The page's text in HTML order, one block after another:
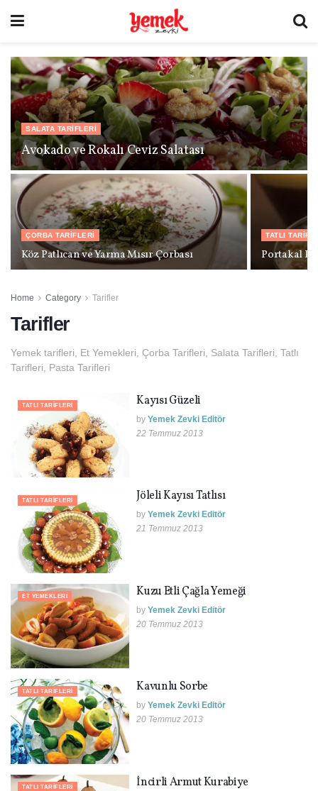
SALATA TARIFLERI
Avokado ve Rokalı Ceviz Salatası
ÇORBA TARIFLERI
Köz Patlıcan ve Yarma Mısır Çorbası
TATLI
Portakal
Home Category Tarifler
Tarifler
Yemek tarifleri, Et Yemekleri, Çorba Tarifleri, Salata Tarifleri, Tatlı
Tarifleri, Pasta Tarifleri
TATLI TARIFLERI Kayısı Güzeli
by Yemek Zevki Editör
22 Temmuz 2013
TATLI TARIFLERI Jöleli Kayısı Tatlısı
by Yemek Zevki Editör
21 Temmuz 2013
ET YEMEKLERI Kuzu Etli Çağla Yemeği
by Yemek Zevki Editör
20 Temmuz 2013
TATLI TARIFLERI Kavunlu Sorbe
by Yemek Zevki Editör
20 Temmuz 2013
TATLI TARIFLERI İncirli Armut Kurabiye